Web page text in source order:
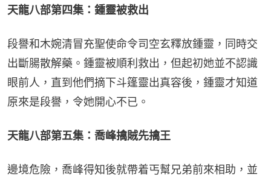
天龍八部第四集：鍾靈被救出
段譽和木婉清冒充聖使命令司空玄釋放鍾靈，同時交
出斷腸散解藥。鍾靈被順利救出，但起初她並不認識
眼前人，直到他們摘下斗篷靈出真容後，鍾靈才知道
原來是段譽，令她開心不已。
天龍八部第五集：喬峰擒賊先擒王
邊境危險，喬峰得知後就帶着丐幫兄弟前來相助，並